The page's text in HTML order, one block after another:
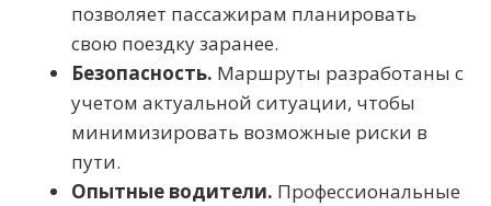
позволяет пассажирам планировать
свою поездку заранее.
Безопасность. Маршруты разработаны с
учетом актуальной ситуации, чтобы
минимизировать возможные риски в
пути.
Опытные водители. Профессиональные